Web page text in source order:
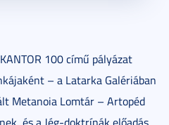
100 című pályázat
– a Latarka Galériában
Metanoia Lomtár – Artopéd